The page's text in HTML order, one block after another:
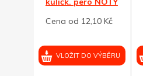
Cena od 12,10 Kč
VLOŽIT DO VÝBĚRU